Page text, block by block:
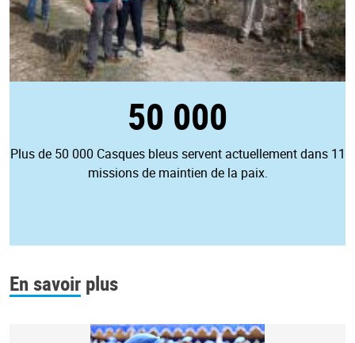
50 000
Plus de 50 000 Casques bleus servent actuellement dans 11
missions de maintien de la paix.
En savoir plus